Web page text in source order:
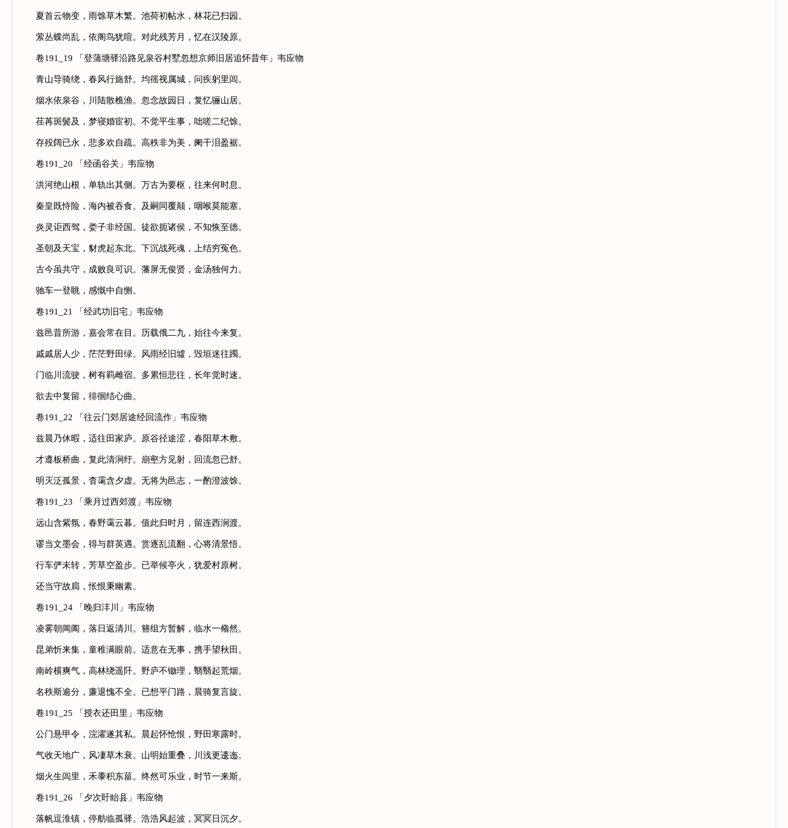
夏首云物变，雨馀草木繁。池荷初帖水，林花已扫园。
萦丛蝶尚乱，依阁鸟犹喧。对此残芳月，忆在汉陵原。
卷191_19 「登蒲塘驿沿路见泉谷村墅忽想京师旧居追怀昔年」韦应物
青山导骑绕，春风行旆舒。均徭视属城，问疾躬里闾。
烟水依泉谷，川陆散樵渔。忽念故园日，复忆骊山居。
荏苒斑鬓及，梦寝婚宦初。不觉平生事，咄嗟二纪馀。
存殁阔已永，悲多欢自疏。高秩非为美，阑干泪盈裾。
卷191_20 「经函谷关」韦应物
洪河绝山根，单轨出其侧。万古为要枢，往来何时息。
秦皇既恃险，海内被吞食。及嗣同覆颠，咽喉莫能塞。
炎灵讵西驾，娄子非经国。徒欲扼诸侯，不知恢至德。
圣朝及天宝，豺虎起东北。下沉战死魂，上结穷冤色。
古今虽共守，成败良可识。藩屏无俊贤，金汤独何力。
驰车一登眺，感慨中自恻。
卷191_21 「经武功旧宅」韦应物
兹邑昔所游，嘉会常在目。历载俄二九，始往今来复。
戚戚居人少，茫茫野田绿。风雨经旧墟，毁垣迷往躅。
门临川流驶，树有羁雌宿。多累恒悲往，长年觉时速。
欲去中复留，徘徊结心曲。
卷191_22 「往云门郊居途经回流作」韦应物
兹晨乃休暇，适往田家庐。原谷径途涩，春阳草木敷。
才遵板桥曲，复此清涧纡。崩壑方见射，回流忽已舒。
明灭泛孤景，杳霭含夕虚。无将为邑志，一酌澄波馀。
卷191_23 「乘月过西郊渡」韦应物
远山含紫氛，春野霭云暮。值此归时月，留连西涧渡。
谬当文墨会，得与群英遇。赏逐乱流翻，心将清景悟。
行车俨未转，芳草空盈步。已举候亭火，犹爱村原树。
还当守故扃，怅恨秉幽素。
卷191_24 「晚归沣川」韦应物
凌雾朝阊阖，落日返清川。簪组方暂解，临水一翛然。
昆弟忻来集，童稚满眼前。适意在无事，携手望秋田。
南岭横爽气，高林绕遥阡。野庐不锄理，翳翳起荒烟。
名秩斯逾分，廉退愧不全。已想平门路，晨骑复言旋。
卷191_25 「授衣还田里」韦应物
公门悬甲令，浣濯遂其私。晨起怀怆恨，野田寒露时。
气收天地广，风凄草木衰。山明始重叠，川浅更逶迤。
烟火生闾里，禾黍积东菑。终然可乐业，时节一来斯。
卷191_26 「夕次盱眙县」韦应物
落帆逗淮镇，停舫临孤驿。浩浩风起波，冥冥日沉夕。